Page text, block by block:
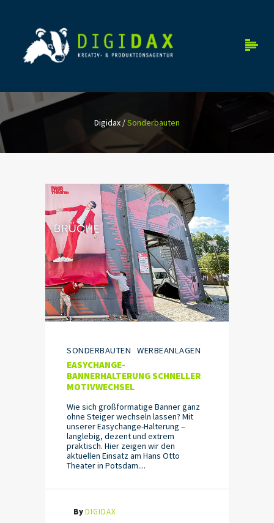
Digidax /Sonderbauten
SONDERBAUTEN WERBEANLAGEN
EASYCHANGE-
BANNERHALTERUNG SCHNELLER
MOTIVWECHSEL
Wie sich großformatige Banner ganz
ohne Steiger wechseln lassen? Mit
unserer Easychange-Halterung –
langlebig, dezent und extrem
praktisch. Hier zeigen wir den
aktuellen Einsatz am Hans Otto
Theater in Potsdam....
ByDIGIDAX